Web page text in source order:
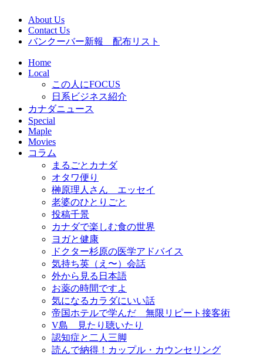
About Us
Contact Us
バンクーバー新報 配布リスト
Home
Local
この人にFOCUS
日系ビジネス紹介
カナダニュース
Special
Maple
Movies
コラム
まるごとカナダ
オタワ便り
榊原理人さん エッセイ
老婆のひとりごと
投稿千景
カナダで楽しむ食の世界
ヨガと健康
ドクター杉原の医学アドバイス
気持ち英（え〜）会話
外から見る日本語
お薬の時間ですよ
気になるカラダにいい話
帝国ホテルで学んだ 無限リピート接客術
V島 見たり聴いたり
認知症と二人三脚
読んで納得！カップル・カウンセリング